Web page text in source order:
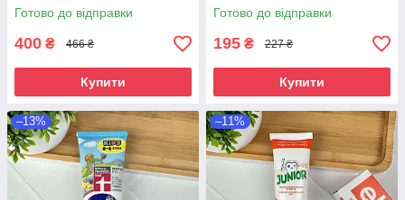
Готово до відправки
400 ₴ 466 ₴
Купити
Готово до відправки
195 ₴ 227 ₴
Купити
–13% –11%